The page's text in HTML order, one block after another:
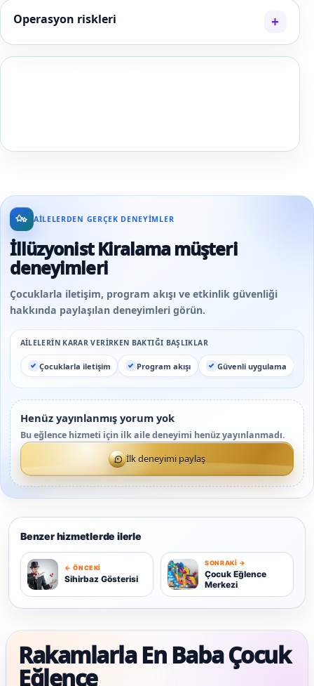
Operasyon riskleri
AILELERDEN GERÇEK DENEYIMLER
İllüzyonist Kiralama müşteri
deneyimleri
Çocuklarla iletişim, program akışı ve etkinlik güvenliği
hakkında paylaşılan deneyimleri görün.
AILELERIN KARAR VERIRKEN BAKTIĞI BAŞLIKLAR
Çocuklarla iletişim Program akışı Güvenli uygulama
Henüz yayınlanmış yorum yok
Bu eğlence hizmeti için ilk aile deneyimi henüz yayınlanmadı.
İlk deneyimi paylaş
Benzer hizmetlerde ilerle
S ← ÖNCEKI
Sihirbaz Gösterisi Ç
SONRAKI →
Çocuk Eğlence
Merkezi
Rakamlarla En Baba Çocuk
Eğlence